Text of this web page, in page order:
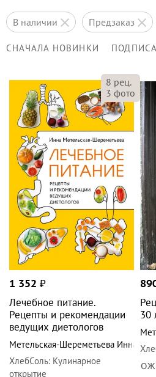
в наличии предзаказ
СНАЧАЛА НОВИНКИ
8 рец.
3 фото
1 352 ₽
Лечебное питание.
Рецепты и рекомендации
ведущих диетологов
Метельская-Шереметьева Инна
ХлебСоль: Кулинарное
открытие
30